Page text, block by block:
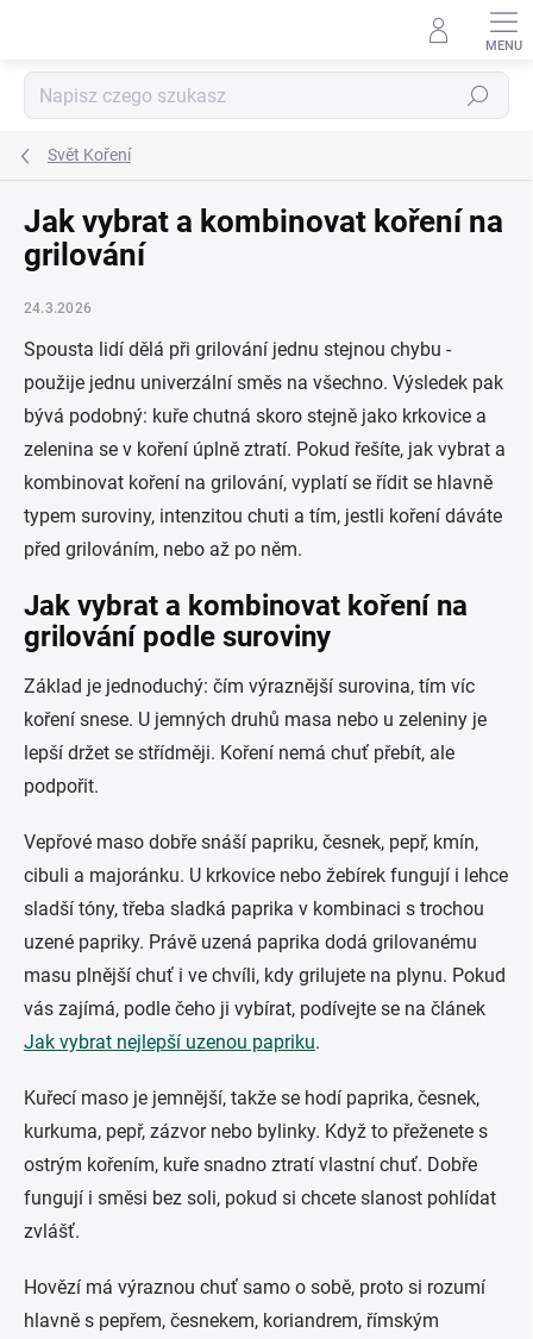
Szukaj
Svět Koření
Jak vybrat a kombinovat koření na
grilování
24.3.2026
Spousta lidí dělá při grilování jednu stejnou chybu -
použije jednu univerzální směs na všechno. Výsledek pak
bývá podobný: kuře chutná skoro stejně jako krkovice a
zelenina se v koření úplně ztratí. Pokud řešíte, jak vybrat a
kombinovat koření na grilování, vyplatí se řídit se hlavně
typem suroviny, intenzitou chuti a tím, jestli koření dáváte
před grilováním, nebo až po něm.
Jak vybrat a kombinovat koření na
grilování podle suroviny
Základ je jednoduchý: čím výraznější surovina, tím víc
koření snese. U jemných druhů masa nebo u zeleniny je
lepší držet se střídměji. Koření nemá chuť přebít, ale
podpořit.
Vepřové maso dobře snáší papriku, česnek, pepř, kmín,
cibuli a majoránku. U krkovice nebo žebírek fungují i lehce
sladší tóny, třeba sladká paprika v kombinaci s trochou
uzené papriky. Právě uzená paprika dodá grilovanému
masu plnější chuť i ve chvíli, kdy grilujete na plynu. Pokud
vás zajímá, podle čeho ji vybírat, podívejte se na článek
Jak vybrat nejlepší uzenou papriku.
Kuřecí maso je jemnější, takže se hodí paprika, česnek,
kurkuma, pepř, zázvor nebo bylinky. Když to přeženete s
ostrým kořením, kuře snadno ztratí vlastní chuť. Dobře
fungují i směsi bez soli, pokud si chcete slanost pohlídat
zvlášť.
Hovězí má výraznou chuť samo o sobě, proto si rozumí
hlavně s pepřem, česnekem, koriandrem, římským